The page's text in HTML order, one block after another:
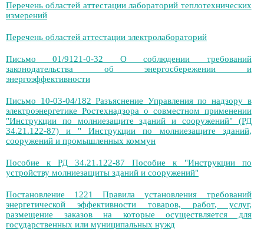
Перечень областей аттестации лабораторий теплотехнических
измерений
Перечень областей аттестации электролабораторий
Письмо 01/9121-0-32 О соблюдении требований
законодательства об энергосбережении и
энергоэффективности
Письмо 10-03-04/182 Разъяснение Управления по надзору в
электроэнергетике Ростехнадзора о совместном применении
"Инструкции по молниезащите зданий и сооружений" (РД
34.21.122-87) и " Инструкции по молниезащите зданий,
сооружений и промышленных коммун
Пособие к РД 34.21.122-87 Пособие к "Инструкции по
устройству молниезащиты зданий и сооружений"
Постановление 1221 Правила установления требований
энергетической эффективности товаров, работ, услуг,
размещение заказов на которые осуществляется для
государственных или муниципальных нужд